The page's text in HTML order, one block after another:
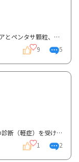
クローン病患者です。 2ヶ月に一度のトレムフィアとペンタサ顆粒、エレンタールは飲めれば1日一包頑張...
9 5
先月、内視鏡検査→生検結果にて潰瘍性大腸炎の診断（軽症）を受けました。 内視鏡検査のときに主治医か...
1 2